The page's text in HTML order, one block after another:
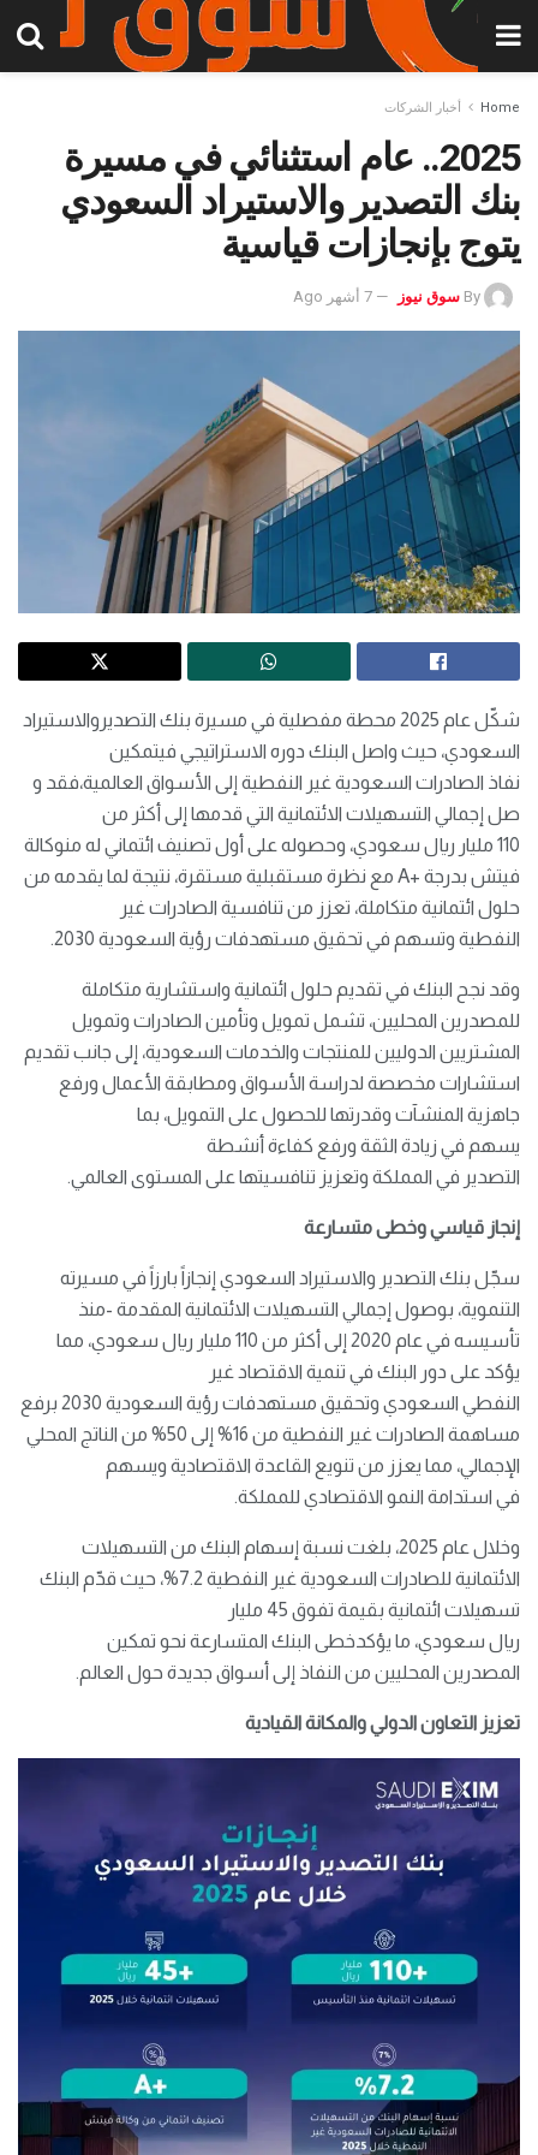
Home أخبار الشركات
2025.. عام استثنائي في مسيرة
بنك التصدير والاستيراد السعودي
يتوج بإنجازات قياسية
By سوق نيوز 7 أشهر Ago
شكّل عام 2025 محطة مفصلية في مسيرة بنك التصديروالاستيراد
السعودي، حيث واصل البنك دوره الاستراتيجي فيتمكين
نفاذ الصادرات السعودية غير النفطية إلى الأسواق العالمية،فقد و
صل إجمالي التسهيلات الائتمانية التي قدمها إلى أكثر من
110 مليار ريال سعودي، وحصوله على أول تصنيف ائتماني له منوكالة
فيتش بدرجة +A مع نظرة مستقبلية مستقرة، نتيجة لما يقدمه من
حلول ائتمانية متكاملة، تعزز من تنافسية الصادرات غير
النفطية وتسهم في تحقيق مستهدفات رؤية السعودية 2030.
وقد نجح البنك في تقديم حلول ائتمانية واستشارية متكاملة
للمصدرين المحليين، تشمل تمويل وتأمين الصادرات وتمويل
المشتريين الدوليين للمنتجات والخدمات السعودية، إلى جانب تقديم
استشارات مخصصة لدراسة الأسواق ومطابقة الأعمال ورفع
جاهزية المنشآت وقدرتها للحصول على التمويل، بما
يسهم في زيادة الثقة ورفع كفاءة أنشطة
التصدير في المملكة وتعزيز تنافسيتها على المستوى العالمي.
إنجاز قياسيوخطى متسارعة
سجّل بنك التصدير والاستيراد السعودي إنجازاً بارزاً في مسيرته
التنموية، بوصول إجمالي التسهيلات الائتمانية المقدمة -منذ
تأسيسه في عام 2020 إلى أكثر من 110 مليار ريال سعودي، مما
يؤكد على دور البنك في تنمية الاقتصاد غير
النفطي السعودي وتحقيق مستهدفات رؤية السعودية 2030 برفع
مساهمة الصادرات غير النفطية من 16% إلى 50% من الناتج المحلي
الإجمالي، مما يعزز من تنويع القاعدة الاقتصادية ويسهم
في استدامة النمو الاقتصادي للمملكة.
وخلال عام 2025، بلغت نسبة إسهام البنك من التسهيلات
الائتمانية للصادرات السعودية غير النفطية 7.2%، حيث قدّم البنك
تسهيلات ائتمانية بقيمة تفوق 45 مليار
ريال سعودي، ما يؤكدخطى البنك المتسارعة نحو تمكين
المصدرين المحليين من النفاذ إلى أسواق جديدة حول العالم.
تعزيز التعاون الدولي والمكانة القيادية